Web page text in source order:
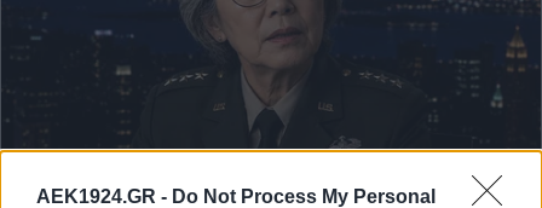
AEK1924.GR - Do Not Process My Personal